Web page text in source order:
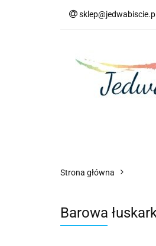
sklep@jedwabiscie.pl
Strona główna
Barowa